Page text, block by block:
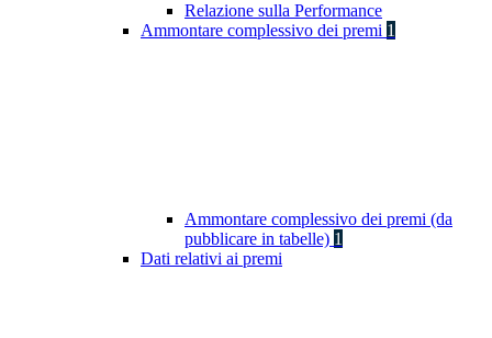
Relazione sulla Performance
Ammontare complessivo dei premi 1
Ammontare complessivo dei premi (da
pubblicare in tabelle) 1
Dati relativi ai premi